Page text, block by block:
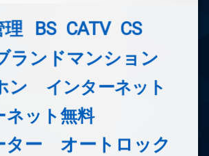
理 BS CATV CS
ランドマンション
ン インターネット
ネット無料
ター オートロック